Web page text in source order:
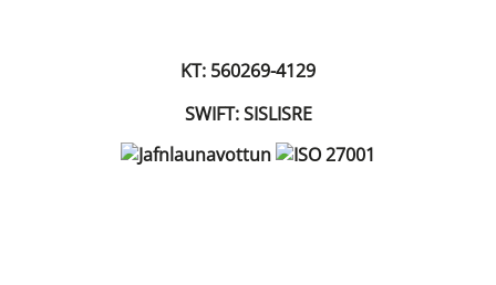
KT: 560269-4129
SWIFT: SISLISRE